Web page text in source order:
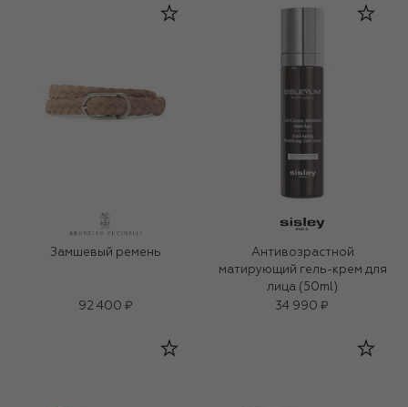
Замшевый ремень
92 400 ₽
Антивозрастной
матирующий гель-крем для
лица (50ml)
34 990 ₽